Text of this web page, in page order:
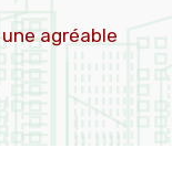
agréable